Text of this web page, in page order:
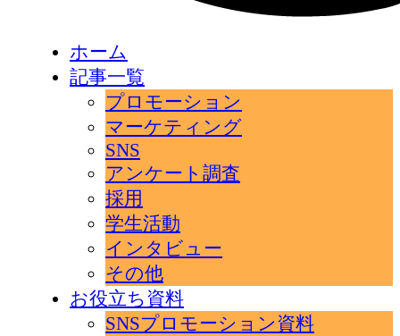
ホーム
記事一覧
プロモーション
マーケティング
SNS
アンケート調査
採用
学生活動
インタビュー
その他
お役立ち資料
SNSプロモーション資料